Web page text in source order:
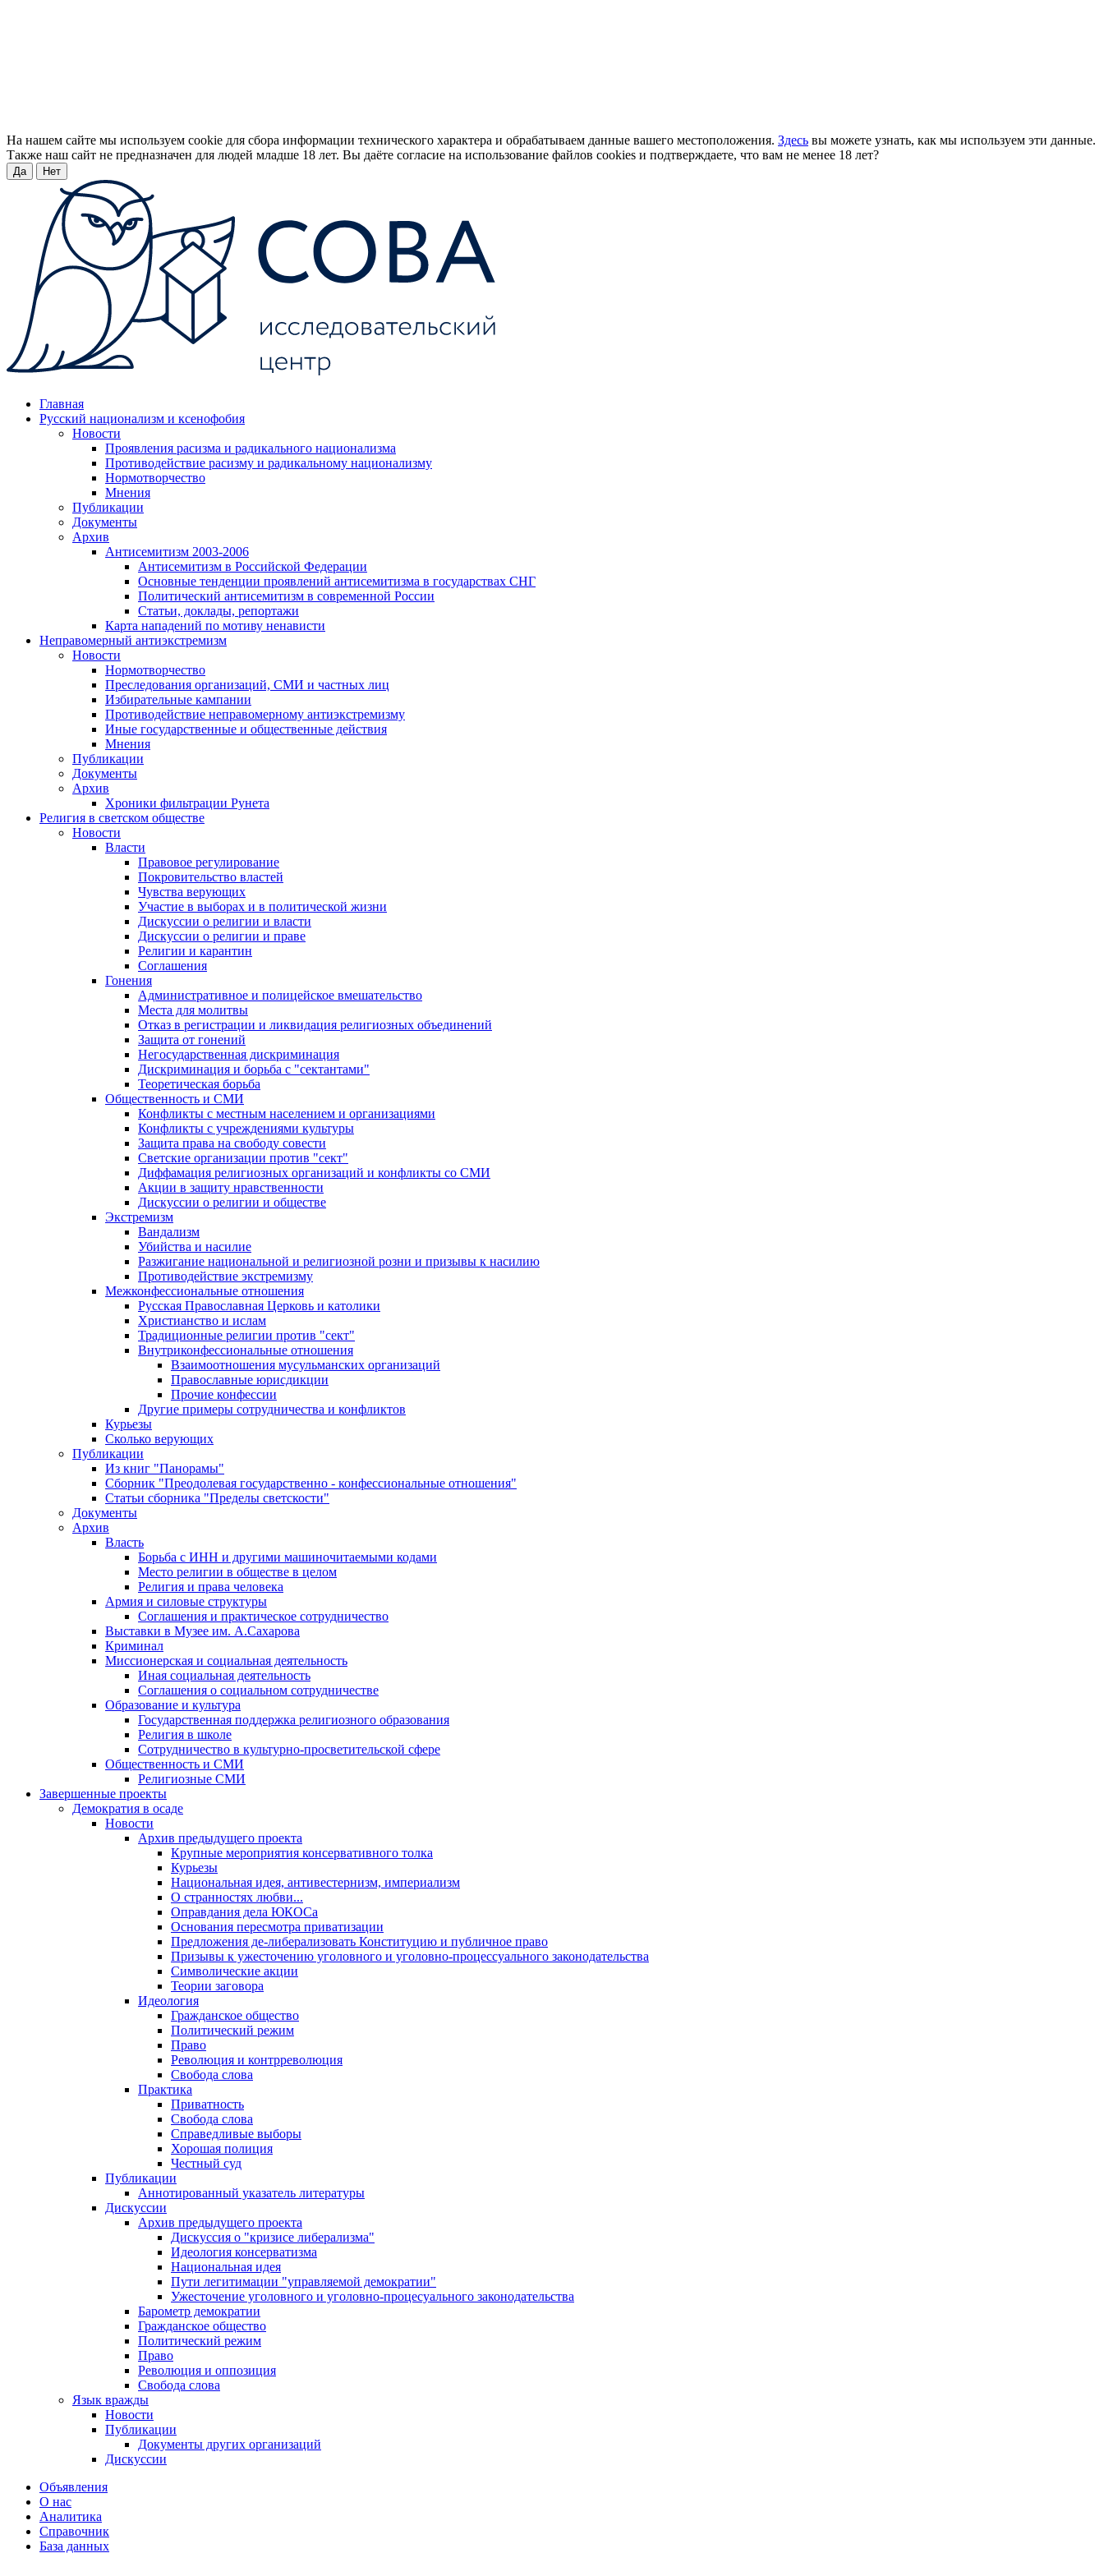
На нашем сайте мы используем cookie для сбора информации технического характера и обрабатываем данные вашего местоположения. Здесь вы можете узнать, как мы используем эти данные.
Также наш сайт не предназначен для людей младше 18 лет. Вы даёте согласие на использование файлов cookies и подтверждаете, что вам не менее 18 лет?
Да Нет
Главная
Русский национализм и ксенофобия
Новости
Проявления расизма и радикального национализма
Противодействие расизму и радикальному национализму
Нормотворчество
Мнения
Публикации
Документы
Архив
Антисемитизм 2003-2006
Антисемитизм в Российской Федерации
Основные тенденции проявлений антисемитизма в государствах СНГ
Политический антисемитизм в современной России
Статьи, доклады, репортажи
Карта нападений по мотиву ненависти
Неправомерный антиэкстремизм
Новости
Нормотворчество
Преследования организаций, СМИ и частных лиц
Избирательные кампании
Противодействие неправомерному антиэкстремизму
Иные государственные и общественные действия
Мнения
Публикации
Документы
Архив
Хроники фильтрации Рунета
Религия в светском обществе
Новости
Власти
Правовое регулирование
Покровительство властей
Чувства верующих
Участие в выборах и в политической жизни
Дискуссии о религии и власти
Дискуссии о религии и праве
Религии и карантин
Соглашения
Гонения
Административное и полицейское вмешательство
Места для молитвы
Отказ в регистрации и ликвидация религиозных объединений
Защита от гонений
Негосударственная дискриминация
Дискриминация и борьба с "сектантами"
Теоретическая борьба
Общественность и СМИ
Конфликты с местным населением и организациями
Конфликты с учреждениями культуры
Защита права на свободу совести
Светские организации против "сект"
Диффамация религиозных организаций и конфликты со СМИ
Акции в защиту нравственности
Дискуссии о религии и обществе
Экстремизм
Вандализм
Убийства и насилие
Разжигание национальной и религиозной розни и призывы к насилию
Противодействие экстремизму
Межконфессиональные отношения
Русская Православная Церковь и католики
Христианство и ислам
Традиционные религии против "сект"
Внутриконфессиональные отношения
Взаимоотношения мусульманских организаций
Православные юрисдикции
Прочие конфессии
Другие примеры сотрудничества и конфликтов
Курьезы
Сколько верующих
Публикации
Из книг "Панорамы"
Сборник "Преодолевая государственно - конфессиональные отношения"
Статьи сборника "Пределы светскости"
Документы
Архив
Власть
Борьба с ИНН и другими машиночитаемыми кодами
Место религии в обществе в целом
Религия и права человека
Армия и силовые структуры
Соглашения и практическое сотрудничество
Выставки в Музее им. А.Сахарова
Криминал
Миссионерская и социальная деятельность
Иная социальная деятельность
Соглашения о социальном сотрудничестве
Образование и культура
Государственная поддержка религиозного образования
Религия в школе
Сотрудничество в культурно-просветительской сфере
Общественность и СМИ
Религиозные СМИ
Завершенные проекты
Демократия в осаде
Новости
Архив предыдущего проекта
Крупные мероприятия консервативного толка
Курьезы
Национальная идея, антивестернизм, империализм
О странностях любви...
Оправдания дела ЮКОСа
Основания пересмотра приватизации
Предложения де-либерализовать Конституцию и публичное право
Призывы к ужесточению уголовного и уголовно-процессуального законодательства
Символические акции
Теории заговора
Идеология
Гражданское общество
Политический режим
Право
Революция и контрреволюция
Свобода слова
Практика
Приватность
Свобода слова
Справедливые выборы
Хорошая полиция
Честный суд
Публикации
Аннотированный указатель литературы
Дискуссии
Архив предыдущего проекта
Дискуссия о "кризисе либерализма"
Идеология консерватизма
Национальная идея
Пути легитимации "управляемой демократии"
Ужесточение уголовного и уголовно-процесуального законодательства
Барометр демократии
Гражданское общество
Политический режим
Право
Революция и оппозиция
Свобода слова
Язык вражды
Новости
Публикации
Документы других организаций
Дискуссии
Объявления
О нас
Аналитика
Справочник
База данных